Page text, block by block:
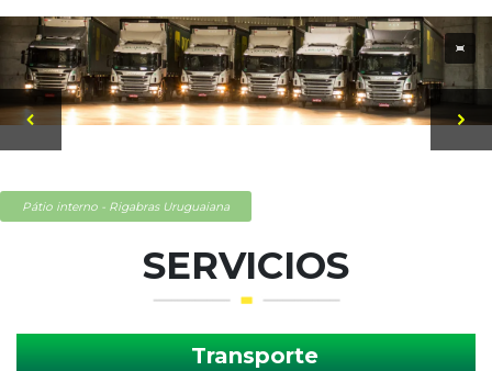
Pátio interno - Rigabras Uruguaiana
SERVICIOS
Transporte